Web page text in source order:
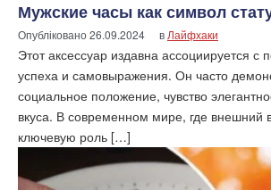
Мужские часы как символ
Опубліковано26.09.2024 в Лайфхаки
Этот аксессуар издавна ассоциируется с
успеха и самовыражения. Он часто
социальное положение, чувство
вкуса. В современном мире, где внешний
ключевую роль […]